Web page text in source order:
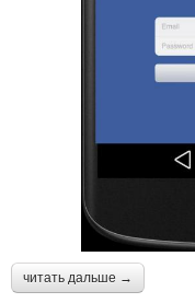
читать дальше →